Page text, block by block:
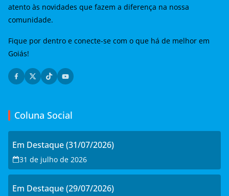
atento às novidades que fazem a diferença na nossa
comunidade.
Fique por dentro e conecte-se com o que há de melhor em
Goiás!
Coluna Social
Em Destaque (31/07/2026)
31 de julho de 2026
Em Destaque (29/07/2026)